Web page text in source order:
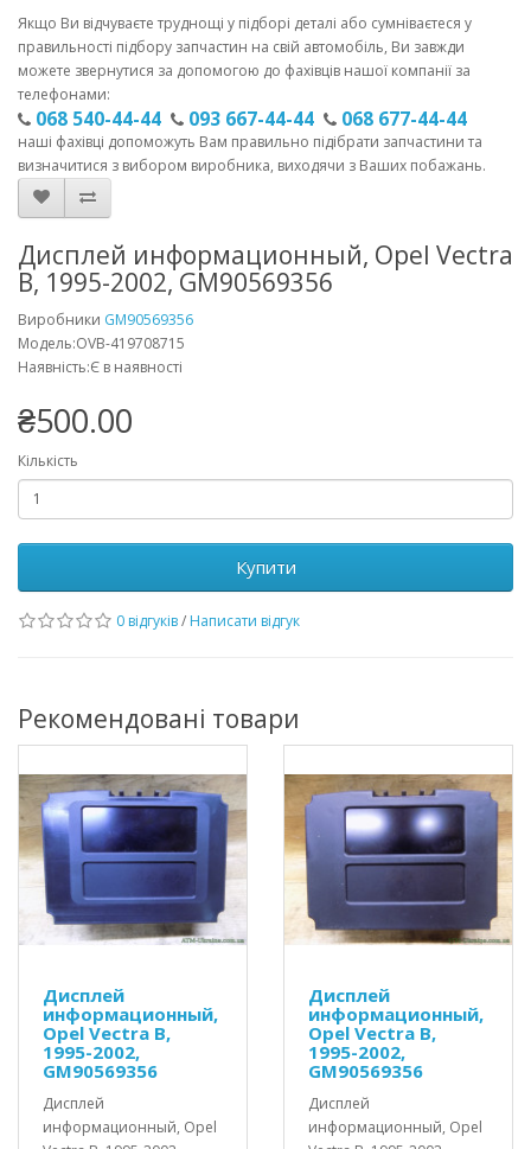
Якщо Ви відчуваєте труднощі у підборі деталі або сумніваєтеся у
правильності підбору запчастин на свій автомобіль, Ви завжди
можете звернутися за допомогою до фахівців нашої компанії за
телефонами:
068 540-44-44 093 667-44-44 068 677-44-44
наші фахівці допоможуть Вам правильно підібрати запчастини та
визначитися з вибором виробника, виходячи з Ваших побажань.
Дисплей информационный, Opel Vectra
B, 1995-2002, GM90569356
Виробники GM90569356
Модель:OVB-419708715
Наявність:Є в наявності
₴500.00
Кількість
Купити
0 відгуків/ Написати відгук
Рекомендовані товари
Дисплей
информационный,
Opel Vectra B,
1995-2002,
GM90569356
Дисплей
информационный, Opel
Дисплей
информационный,
Opel Vectra B,
1995-2002,
GM90569356
Дисплей
информационный, Opel